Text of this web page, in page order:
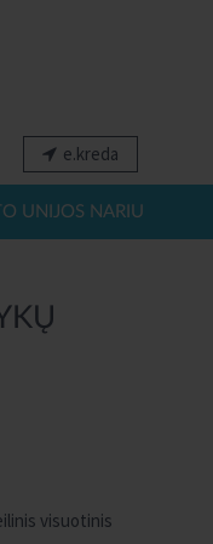
e.kreda
UNIJOS NARIU
visuotinis